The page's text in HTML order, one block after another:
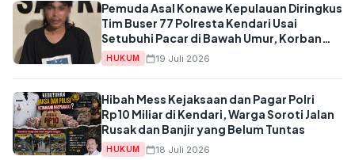
Pemuda Asal Konawe Kepulauan Diringkus
Tim Buser 77 Polresta Kendari Usai
Setubuhi Pacar di Bawah Umur, Korban
Dibawa Sembunyi
HUKUM 19 Juli 2026
Hibah Mess Kejaksaan dan Pagar Polri
Rp10 Miliar di Kendari, Warga Soroti Jalan
Rusak dan Banjir yang Belum Tuntas
HUKUM 18 Juli 2026